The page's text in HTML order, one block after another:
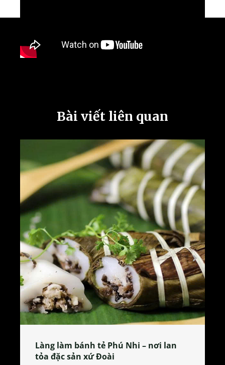
Bài viết liên quan
Làng làm bánh tẻ Phú Nhi – nơi lan
tỏa đặc sản xứ Đoài